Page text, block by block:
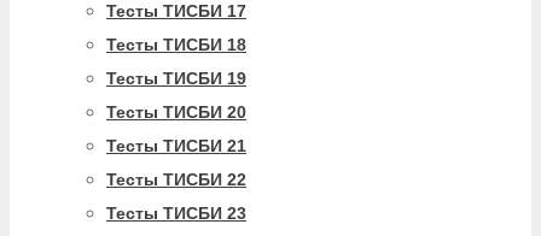
Тесты ТИСБИ 17
Тесты ТИСБИ 18
Тесты ТИСБИ 19
Тесты ТИСБИ 20
Тесты ТИСБИ 21
Тесты ТИСБИ 22
Тесты ТИСБИ 23